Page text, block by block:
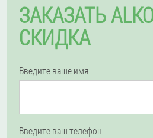
ЗАКАЗАТЬ
СКИДКА
Введите ваше имя
Введите ваш телефон